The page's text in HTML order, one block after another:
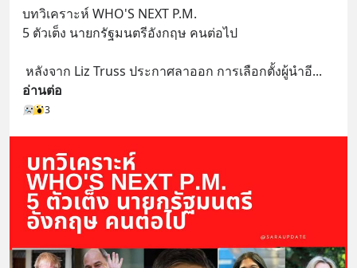
บทวิเคราะห์ WHO'S NEXT P.M.
5 ตัวเต็ง นายกรัฐมนตรีอังกฤษ คนต่อไป
หลังจาก Liz Truss ประกาศลาออก การเลือกตั้งผู้นำอี
อ่านต่อ
3